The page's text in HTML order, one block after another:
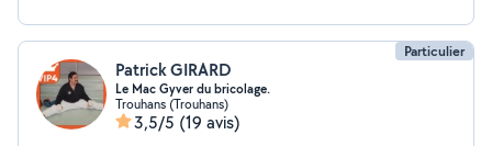
Particulier
Patrick GIRARD
Le Mac Gyver du bricolage.
Trouhans (Trouhans)
3,5/5 (19 avis)